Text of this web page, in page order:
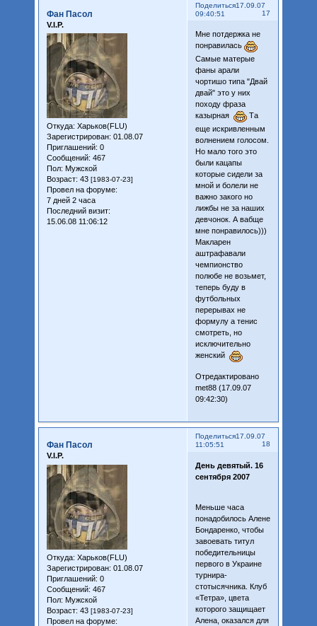
Поделиться
17
17.09.07
09:40:51
Фан Пасол
V.I.P.
Откуда: Харьков(FLU)
Зарегистрирован: 01.08.07
Приглашений: 0
Сообщений: 467
Пол: Мужской
Возраст: 43 [1983-07-23]
Провел на форуме:
7 дней 2 часа
Последний визит:
15.06.08 11:06:12
Мне потдержка не
понравилась
Самые матерые
фаны арали
чортишо типа "Двай
двай" это у них
походу фраза
казырная
Та
еще искривленным
волнением голосом.
Но мало того это
были кацапы
которые сидели за
мной и болели не
важно закого но
лижбы не за наших
девчонок. А вабще
мне понравилось)))
Макларен
аштрафавали
чемпионство
полюбе не возьмет,
теперь буду в
футбольных
перерывах не
формулу а тенис
смотреть, но
исключительно
женский
Отредактировано
met88 (17.09.07
09:42:30)
Поделиться
18
17.09.07
11:05:51
Фан Пасол
V.I.P.
Откуда: Харьков(FLU)
Зарегистрирован: 01.08.07
Приглашений: 0
Сообщений: 467
Пол: Мужской
Возраст: 43 [1983-07-23]
Провел на форуме:
День девятый. 16
сентября 2007
Меньше часа
понадобилось Алене
Бондаренко, чтобы
завоевать титул
победительницы
первого в Украине
турнира-
стотысячника. Клуб
«Тетра», цвета
которого защищает
Алена, оказался для